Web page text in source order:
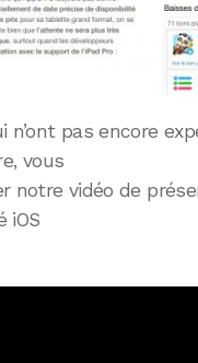
n’ont pas encore
vous
notre vidéo de
iOS